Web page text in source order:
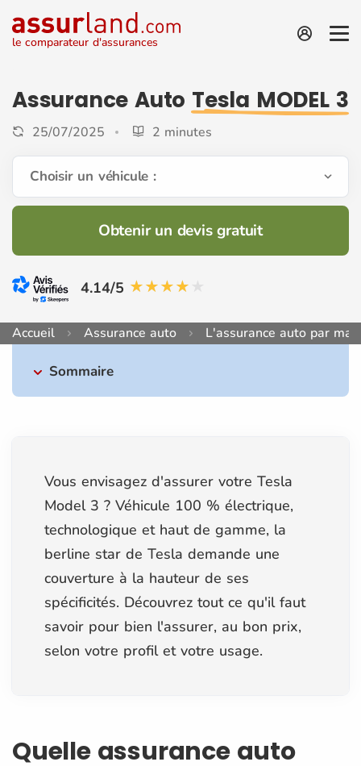
le comparateur d'assurances
Assurance Auto Tesla MODEL 3
25/07/2025 2 minutes
Choisir un véhicule :
Obtenir un devis gratuit
4.14/5
Accueil Assurance auto L'assurance auto par
Sommaire
Vous envisagez d'assurer votre Tesla
Model 3 ? Véhicule 100 % électrique,
technologique et haut de gamme, la
berline star de Tesla demande une
couverture à la hauteur de ses
spécificités. Découvrez tout ce qu'il faut
savoir pour bien l'assurer, au bon prix,
selon votre profil et votre usage.
Quelle assurance auto